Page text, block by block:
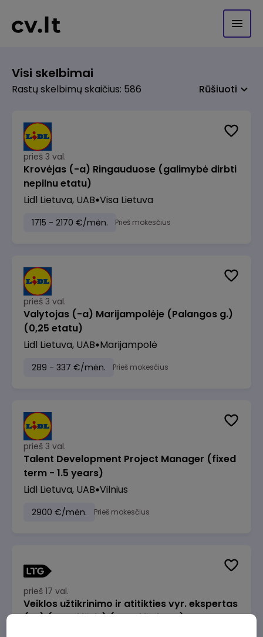
Visi skelbimai
Rastų skelbimų skaičius: 586 Rūšiuoti
prieš 3 val.
Krovėjas (-a) Ringauduose (galimybė dirbti
nepilnu etatu)
Lidl Lietuva, UAB Visa Lietuva
1715 - 2170 €/mėn. Prieš mokesčius
prieš 3 val.
Valytojas (-a) Marijampolėje (Palangos g.)
(0,25 etatu)
Lidl Lietuva, UAB Marijampolė
289 - 337 €/mėn. Prieš mokesčius
prieš 3 val.
Talent Development Project Manager (fixed
term - 1.5 years)
Lidl Lietuva, UAB Vilnius
2900 €/mėn. Prieš mokesčius
prieš 17 val.
Veiklos užtikrinimo ir atitikties vyr. ekspertas
(-ė) (Radviliškis) (Radviliškis, LT)